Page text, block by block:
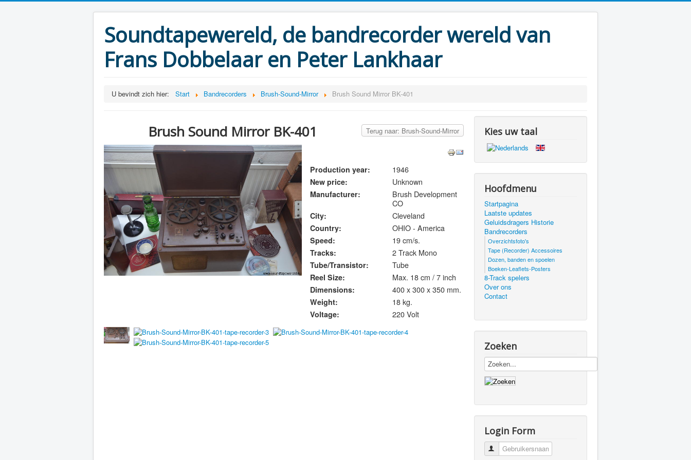
Soundtapewereld, de bandrecorder wereld van
Frans Dobbelaar en Peter Lankhaar
U bevindt zich hier: Start Bandrecorders Brush-Sound-Mirror Brush Sound Mirror BK-401
Terug naar: Brush-Sound-Mirror
Brush Sound Mirror BK-401
Production year:
1946
New price:
Unknown
Manufacturer:
Brush Development
CO
City:
Cleveland
Country:
OHIO - America
Speed:
19 cm/s.
Tracks:
2 Track Mono
Tube/Transistor:
Tube
Reel Size:
Max. 18 cm / 7 inch
Dimensions:
400 x 300 x 350 mm.
Weight:
18 kg.
Voltage:
220 Volt
Kies uw taal
Hoofdmenu
Startpagina
Laatste updates
Geluidsdragers Historie
Bandrecorders
Overzichtsfoto's
Tape (Recorder) Accessoires
Dozen, banden en spoelen
Boeken-Leaflets-Posters
8-Track spelers
Over ons
Contact
Zoeken
Login Form
Gebruikersnaam